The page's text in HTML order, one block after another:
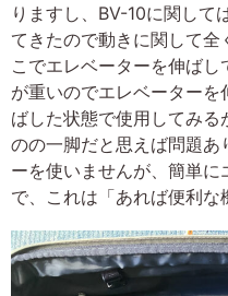
りますし、BV-10に関して
てきたので動きに関して全
こでエレベーターを伸ば
が重いのでエレベーター
ばした状態で使用してみ
のの一脚だと思えば問題あ
ーを使いませんが、簡単
で、これは「あれば便利な